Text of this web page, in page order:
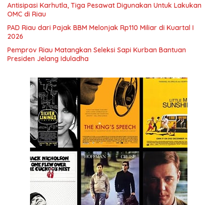
Antisipasi Karhutla, Tiga Pesawat Digunakan Untuk Lakukan
OMC di Riau
PAD Riau dari Pajak BBM Melonjak Rp110 Miliar di Kuartal I
2026
Pemprov Riau Matangkan Seleksi Sapi Kurban Bantuan
Presiden Jelang Iduladha